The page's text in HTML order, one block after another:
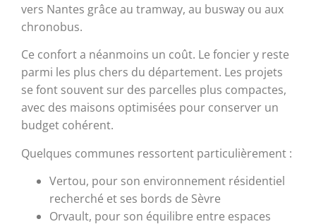
vers Nantes grâce au tramway, au busway ou aux
chronobus.
Ce confort a néanmoins un coût. Le foncier y reste
parmi les plus chers du département. Les projets
se font souvent sur des parcelles plus compactes,
avec des maisons optimisées pour conserver un
budget cohérent.
Quelques communes ressortent particulièrement :
Vertou, pour son environnement résidentiel
recherché et ses bords de Sèvre
Orvault, pour son équilibre entre espaces